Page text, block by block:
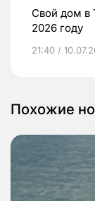
Свой дом в
2026 году
21:40 /
Похожие